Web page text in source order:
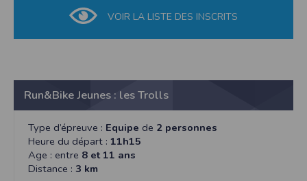
VOIR LA LISTE DES INSCRITS
Run&Bike Jeunes : les Trolls
Type d’épreuve : Equipe de 2 personnes
Heure du départ : 11h15
Age : entre 8 et 11 ans
Distance : 3 km
ajustant les paramètres de votre appareil.
Partage d'informations entre utilisateurs.
Cette application ne requiert pas d'informations de vos contacts.
Informations sur le paiement
Aucun paiement n'étant effectué dans l'application, aucune information sur
vos cartes de crédit ou de débit ne sera collectée.
Traduction in English :
This app requires camera permissions if the user is interested in uploading a